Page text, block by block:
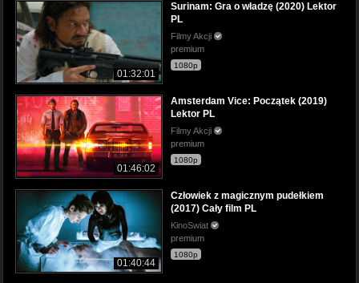
01:32:01
Surinam: Gra o władzę (2020) Lektor
PL
Filmy Akcji
premium
1080p
01:46:02
Amsterdam Vice: Początek (2019)
Lektor PL
Filmy Akcji
premium
1080p
01:40:44
Człowiek z magicznym pudełkiem
(2017) Cały film PL
KinoSwiat
premium
1080p